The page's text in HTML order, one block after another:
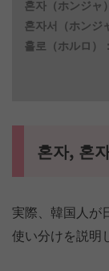
혼자（ホンジャ
혼자서（ホンジ
홀로（ホルロ）
혼자, 혼
実際、韓国人が
使い分けを説明